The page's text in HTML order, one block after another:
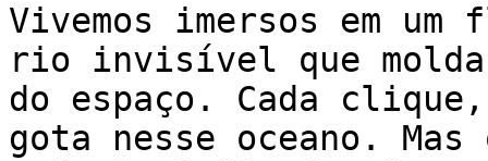
Vivemos imersos em
rio invisível que molda
do espaço. Cada
gota nesse oceano.